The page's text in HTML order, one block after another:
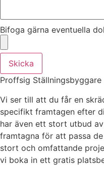
Bifoga gärna eventuella
Skicka
Proffsig Ställningsbyggare
Vi ser till att du får en
specifikt framtagen efter
har även ett stort utbud
framtagna för att passa
stort och omfattande
vi boka in ett gratis